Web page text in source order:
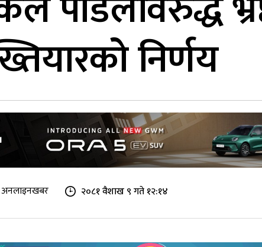
निर्णय
अनलाइनखबर २०८१ वैशाख ९ गते १२:१४